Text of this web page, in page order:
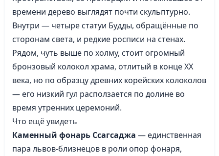
времени дерево выглядят почти скульптурно.
Внутри — четыре статуи Будды, обращённые по
сторонам света, и редкие росписи на стенах.
Рядом, чуть выше по холму, стоит огромный
бронзовый колокол храма, отлитый в конце XX
века, но по образцу древних корейских колоколов
— его низкий гул расползается по долине во
время утренних церемоний.
Что ещё увидеть
Каменный фонарь Ссагсаджа — единственная
пара львов-близнецов в роли опор фонаря,